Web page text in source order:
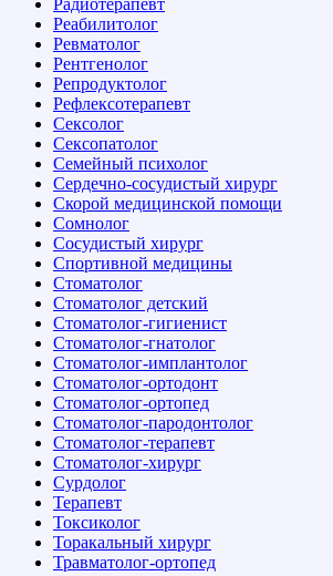
Радиотерапевт
Реабилитолог
Ревматолог
Рентгенолог
Репродуктолог
Рефлексотерапевт
Сексолог
Сексопатолог
Семейный психолог
Сердечно-сосудистый хирург
Скорой медицинской помощи
Сомнолог
Сосудистый хирург
Спортивной медицины
Стоматолог
Стоматолог детский
Стоматолог-гигиенист
Стоматолог-гнатолог
Стоматолог-имплантолог
Стоматолог-ортодонт
Стоматолог-ортопед
Стоматолог-пародонтолог
Стоматолог-терапевт
Стоматолог-хирург
Сурдолог
Терапевт
Токсиколог
Торакальный хирург
Травматолог-ортопед